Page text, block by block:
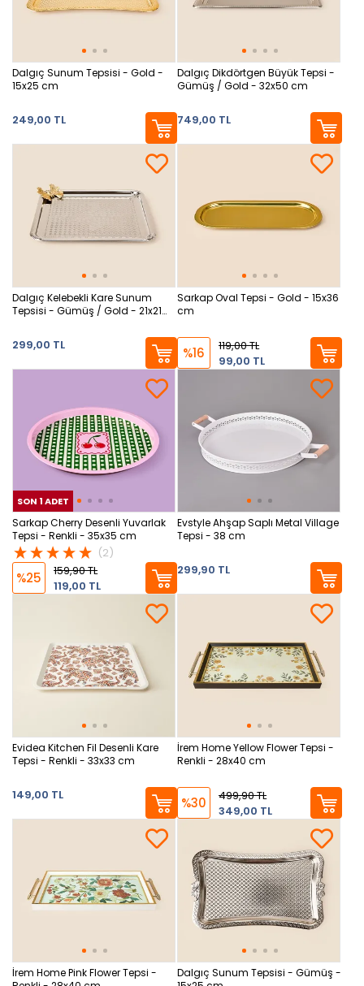
Dalgıç Sunum Tepsisi - Gold -
15x25 cm
249,00 TL
Dalgıç Dikdörtgen Büyük Tepsi -
Gümüş / Gold - 32x50 cm
749,00 TL
Dalgıç Kelebekli Kare Sunum
Tepsisi - Gümüş / Gold - 21x21
299,00 TL
Sarkap Oval Tepsi - Gold - 15x36
cm
%16
119,00 TL
99,00 TL
SON 1 ADET
Sarkap Cherry Desenli Yuvarlak
Tepsi - Renkli - 35x35 cm
(2)
%25
159,90 TL
119,00 TL
Evstyle Ahşap Saplı Metal Village
Tepsi - 38 cm
299,90 TL
Evidea Kitchen Fil Desenli Kare
Tepsi - Renkli - 33x33 cm
149,00 TL
İrem Home Yellow Flower Tepsi -
Renkli - 28x40 cm
%30
499,90 TL
349,00 TL
İrem Home Pink Flower Tepsi -
Dalgıç Sunum Tepsisi - Gümüş -